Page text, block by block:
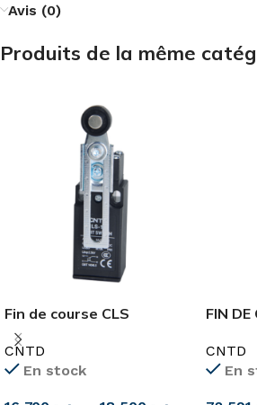
Avis (0)
Produits de la même
Fin de course CLS
CNTD
En stock
FIN DE
CNTD
En